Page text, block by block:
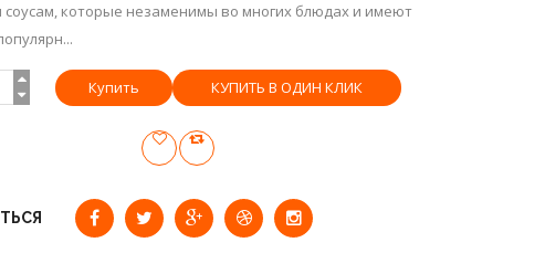
которые незаменимы во многих блюдах и имеют
КУПИТЬ В ОДИН КЛИК